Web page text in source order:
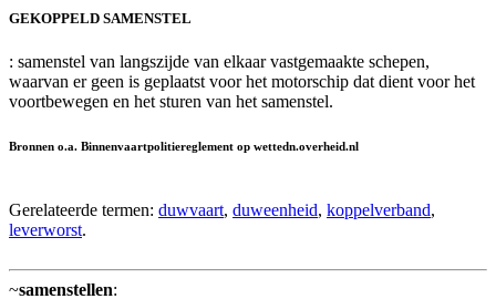
GEKOPPELD SAMENSTEL
: samenstel van langszijde van elkaar vastgemaakte schepen,
waarvan er geen is geplaatst voor het motorschip dat dient voor het
voortbewegen en het sturen van het samenstel.
Bronnen o.a. Binnenvaartpolitiereglement op wettedn.overheid.nl
Gerelateerde termen: duwvaart, duweenheid, koppelverband,
leverworst.
~samenstellen: